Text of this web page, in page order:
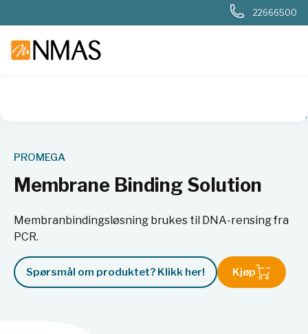
22666500
PROMEGA
Membrane Binding Solution
Membranbindingsløsning brukes til DNA-rensing fra
PCR.
Spørsmål om produktet? Klikk her! Kjøp